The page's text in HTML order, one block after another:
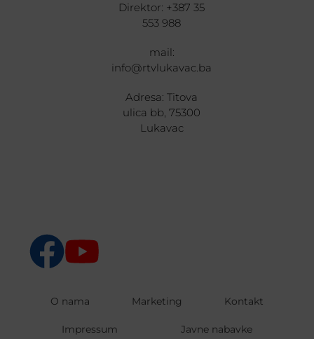
Direktor: +387 35
553 988
mail:
info@rtvlukavac.ba
Adresa: Titova
ulica bb, 75300
Lukavac
O nama Marketing Kontakt
Impressum Javne nabavke